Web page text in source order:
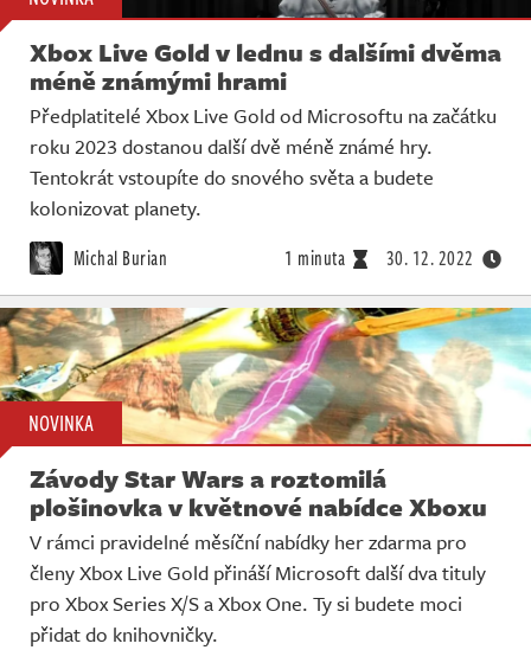
Xbox Live Gold v lednu s dalšími dvěma
méně známými hrami
Předplatitelé Xbox Live Gold od Microsoftu na začátku
roku 2023 dostanou další dvě méně známé hry.
Tentokrát vstoupíte do snového světa a budete
kolonizovat planety.
Michal Burian 1 minuta 30. 12. 2022
NOVINKA
Závody Star Wars a roztomilá
plošinovka v květnové nabídce Xboxu
V rámci pravidelné měsíční nabídky her zdarma pro
členy Xbox Live Gold přináší Microsoft další dva tituly
pro Xbox Series X/S a Xbox One. Ty si budete moci
přidat do knihovničky.